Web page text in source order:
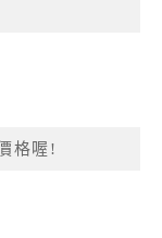
格喔!